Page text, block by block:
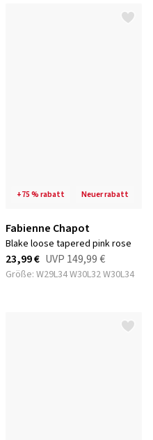
+75 % rabatt neuer rabatt
Fabienne Chapot
blake loose tapered pink rose
23,99 € UVP 149,99 €
Größe: W29L34 W30L32 W30L34